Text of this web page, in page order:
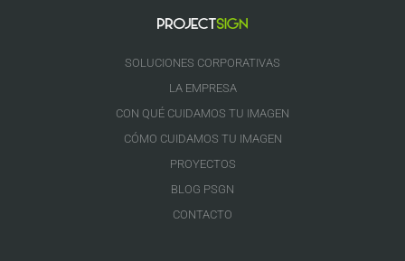
SOLUCIONES CORPORATIVAS
LA EMPRESA
CON QUÉ CUIDAMOS TU IMAGEN
CÓMO CUIDAMOS TU IMAGEN
PROYECTOS
BLOG PSGN
CONTACTO